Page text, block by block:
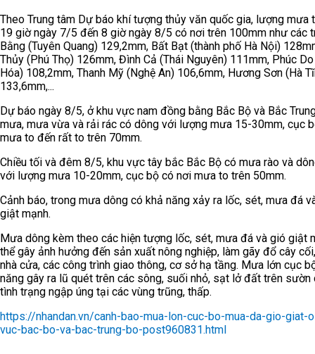
Theo Trung tâm Dự báo khí tượng thủy văn quốc gia, lượng mưa
19 giờ ngày 7/5 đến 8 giờ ngày 8/5 có nơi trên 100mm như các
Bằng (Tuyên Quang) 129,2mm, Bất Bạt (thành phố Hà Nội)
Thủy (Phú Thọ) 126mm, Đình Cả (Thái Nguyên) 111mm, Phúc Do
Hóa) 108,2mm, Thanh Mỹ (Nghệ An) 106,6mm, Hương Sơn (Hà
133,6mm,...
Dự báo ngày 8/5, ở khu vực nam đồng bằng Bắc Bộ và Bắc
mưa, mưa vừa và rải rác có dông với lượng mưa 15-30mm, cục
mưa to đến rất to trên 70mm.
Chiều tối và đêm 8/5, khu vực tây bắc Bắc Bộ có mưa rào và
với lượng mưa 10-20mm, cục bộ có nơi mưa to trên 50mm.
Cảnh báo, trong mưa dông có khả năng xảy ra lốc, sét, mưa đá
giật mạnh.
Mưa dông kèm theo các hiện tượng lốc, sét, mưa đá và gió giật
thể gây ảnh hưởng đến sản xuất nông nghiệp, làm gãy đổ cây
nhà cửa, các công trình giao thông, cơ sở hạ tầng. Mưa lớn cục
năng gây ra lũ quét trên các sông, suối nhỏ, sạt lở đất trên sườn
tình trạng ngập úng tại các vùng trũng, thấp.
https://nhandan.vn/canh-bao-mua-lon-cuc-bo-mua-da-gio-giat-
vuc-bac-bo-va-bac-trung-bo-post960831.html